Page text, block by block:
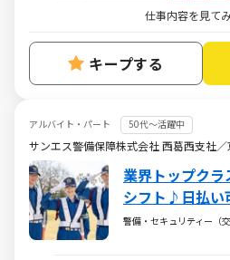
仕事内容を見て
キープする
アルバイト・パート 50代～活躍中
サンエス警備保障株式会社 西葛西支社
業界トップク
シフト♪日払い
歓迎
警備・セキュリティー（